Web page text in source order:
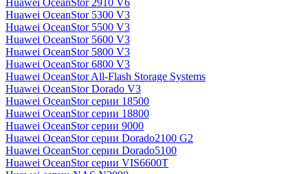
Huawei OceanStor 2910 V6
Huawei OceanStor 5300 V3
Huawei OceanStor 5500 V3
Huawei OceanStor 5600 V3
Huawei OceanStor 5800 V3
Huawei OceanStor 6800 V3
Huawei OceanStor All-Flash Storage Systems
Huawei OceanStor Dorado V3
Huawei OceanStor серии 18500
Huawei OceanStor серии 18800
Huawei OceanStor серии 9000
Huawei OceanStor серии Dorado2100 G2
Huawei OceanStor серии Dorado5100
Huawei OceanStor серии VIS6600T